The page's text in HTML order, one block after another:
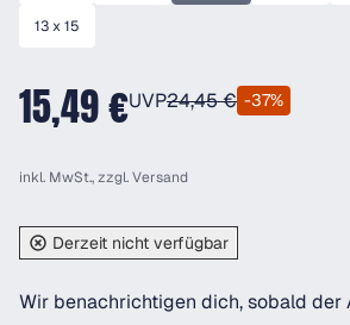
13 x 15
15,49 €UVP24,45 € -37%
inkl. MwSt., zzgl.Versand
Derzeit nicht verfügbar
Wir benachrichtigen dich, sobald